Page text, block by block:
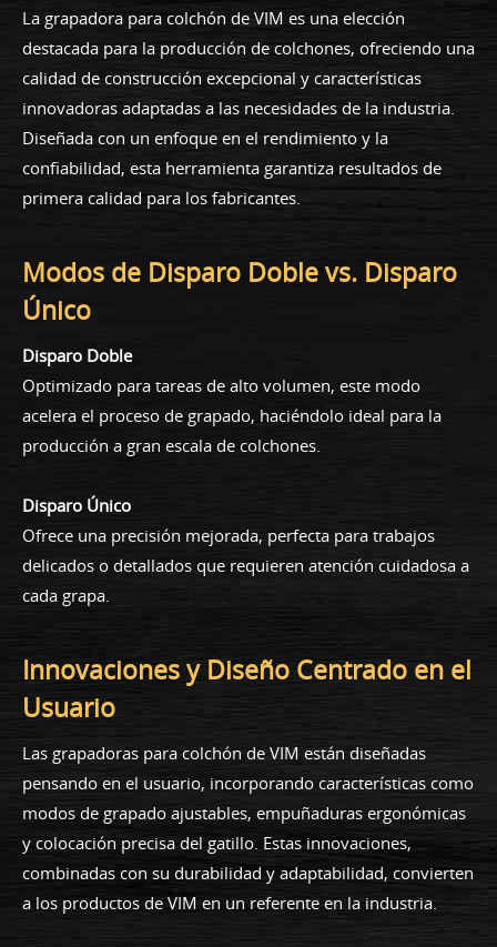
La grapadora para colchón de VIM es una elección
destacada para la producción de colchones, ofreciendo una
calidad de construcción excepcional y características
innovadoras adaptadas a las necesidades de la industria.
Diseñada con un enfoque en el rendimiento y la
confiabilidad, esta herramienta garantiza resultados de
primera calidad para los fabricantes.
Modos de Disparo Doble vs. Disparo
Único
Disparo Doble
Optimizado para tareas de alto volumen, este modo
acelera el proceso de grapado, haciéndolo ideal para la
producción a gran escala de colchones.
Disparo Único
Ofrece una precisión mejorada, perfecta para trabajos
delicados o detallados que requieren atención cuidadosa a
cada grapa.
Innovaciones y Diseño Centrado en el
Usuario
Las grapadoras para colchón de VIM están diseñadas
pensando en el usuario, incorporando características como
modos de grapado ajustables, empuñaduras ergonómicas
y colocación precisa del gatillo. Estas innovaciones,
combinadas con su durabilidad y adaptabilidad, convierten
a los productos de VIM en un referente en la industria.